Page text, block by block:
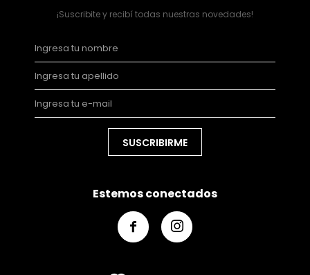
¡Suscribite y recibí todas nuestras novedades!
SUSCRIBIRME
Estemos conectados
 